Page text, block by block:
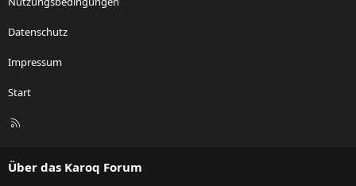
Datenschutz
Impressum
Start
R
Über das Karoq Forum